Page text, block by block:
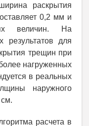
раскрытия
0,2 мм и
величин. На
результатов для
трещин при
нагруженных
в реальных
наружного
расчета в